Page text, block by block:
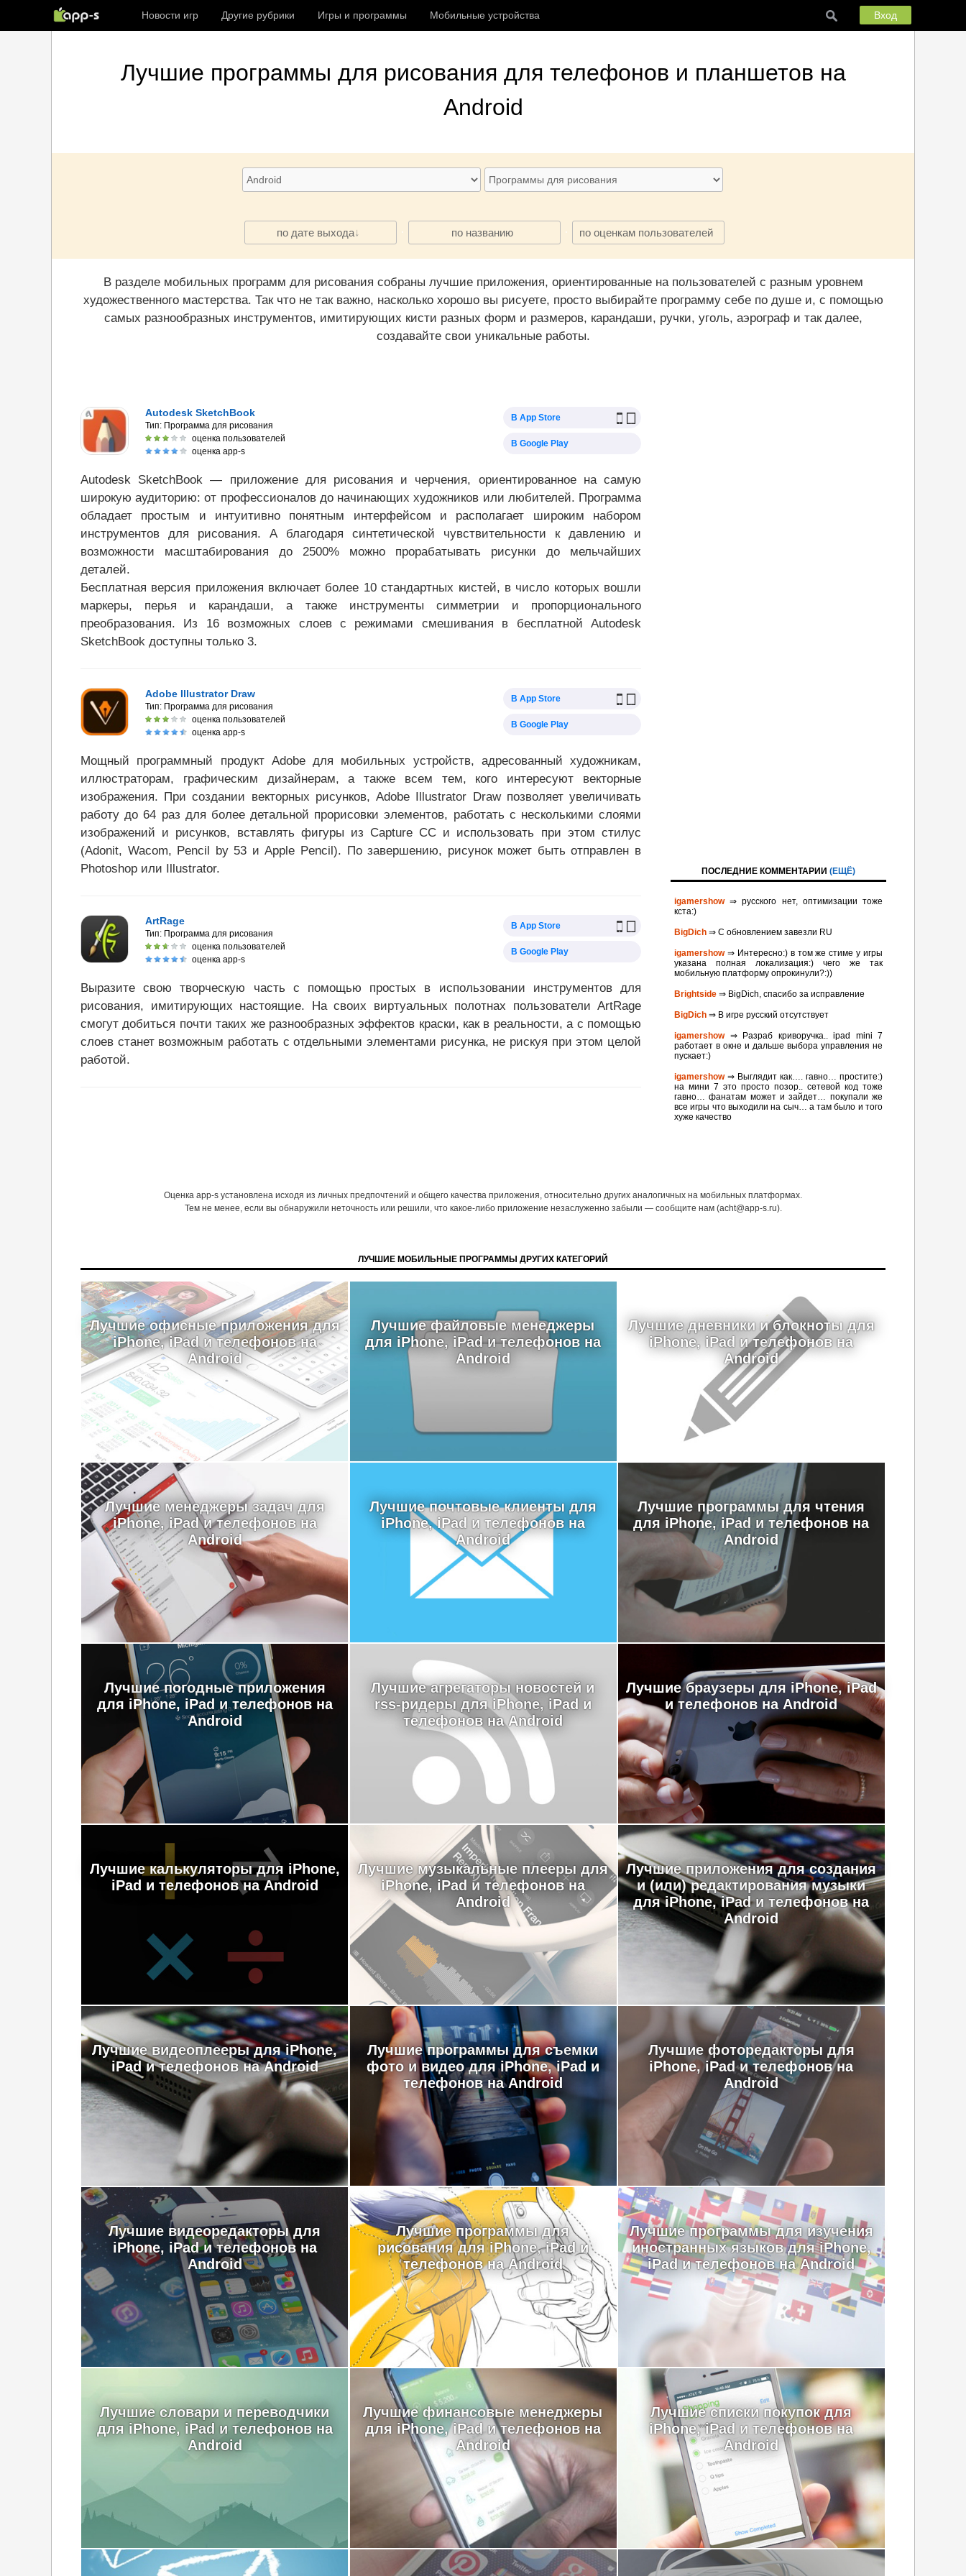
Новости игр Другие рубрики Игры и программы Мобильные устройства Вход
Лучшие программы для рисования для телефонов и планшетов на
Android
по дате выхода · по названию · по оценкам пользователей
В разделе мобильных программ для рисования собраны лучшие приложения, ориентированные на пользователей с разным уровнем
художественного мастерства. Так что не так важно, насколько хорошо вы рисуете, просто выбирайте программу себе по душе и, с помощью
самых разнообразных инструментов, имитирующих кисти разных форм и размеров, карандаши, ручки, уголь, аэрограф и так далее,
создавайте свои уникальные работы.
Autodesk SketchBook
Тип: Программа для рисования
оценка пользователей
оценка app-s
В App Store
В Google Play
Autodesk SketchBook — приложение для рисования и черчения, ориентированное на самую
широкую аудиторию: от профессионалов до начинающих художников или любителей. Программа
обладает простым и интуитивно понятным интерфейсом и располагает широким набором
инструментов для рисования. А благодаря синтетической чувствительности к давлению и
возможности масштабирования до 2500% можно прорабатывать рисунки до мельчайших
деталей.
Бесплатная версия приложения включает более 10 стандартных кистей, в число которых вошли
маркеры, перья и карандаши, а также инструменты симметрии и пропорционального
преобразования. Из 16 возможных слоев с режимами смешивания в бесплатной Autodesk
SketchBook доступны только 3.
Adobe Illustrator Draw
Тип: Программа для рисования
оценка пользователей
оценка app-s
В App Store
В Google Play
Мощный программный продукт Adobe для мобильных устройств, адресованный художникам,
иллюстраторам, графическим дизайнерам, а также всем тем, кого интересуют векторные
изображения. При создании векторных рисунков, Adobe Illustrator Draw позволяет увеличивать
работу до 64 раз для более детальной прорисовки элементов, работать с несколькими слоями
изображений и рисунков, вставлять фигуры из Capture CC и использовать при этом стилус
(Adonit, Wacom, Pencil by 53 и Apple Pencil). По завершению, рисунок может быть отправлен в
Photoshop или Illustrator.
ArtRage
Тип: Программа для рисования
оценка пользователей
оценка app-s
В App Store
В Google Play
Выразите свою творческую часть с помощью простых в использовании инструментов для
рисования, имитирующих настоящие. На своих виртуальных полотнах пользователи ArtRage
смогут добиться почти таких же разнообразных эффектов краски, как в реальности, а с помощью
слоев станет возможным работать с отдельными элементами рисунка, не рискуя при этом целой
работой.
ПОСЛЕДНИЕ КОММЕНТАРИИ (ЕЩЁ)
igamershow⇒ русского нет, оптимизации тоже
кста:)
BigDich ⇒ С обновлением завезли RU
igamershow⇒ Интересно:) в том же стиме у игры
указана полная локализация:) чего же так
мобильную платформу опрокинули?:))
Brightside ⇒ BigDich, спасибо за исправление
BigDich ⇒ В игре русский отсутствует
igamershow⇒ Разраб криворучка.. ipad mini 7
работает в окне и дальше выбора управления не
пускает:)
igamershow⇒ Выглядит как…. гавно… простите:)
на мини 7 это просто позор.. сетевой код тоже
гавно… фанатам может и зайдет… покупали же
все игры что выходили на сыч… а там было и того
хуже качество
Оценка app-s установлена исходя из личных предпочтений и общего качества приложения, относительно других аналогичных на мобильных платформах.
Тем не менее, если вы обнаружили неточность или решили, что какое-либо приложение незаслуженно забыли — сообщите нам (acht@app-s.ru).
ЛУЧШИЕ МОБИЛЬНЫЕ ПРОГРАММЫ ДРУГИХ КАТЕГОРИЙ
Лучшие офисные приложения для
iPhone, iPad и телефонов на
Android
Лучшие файловые менеджеры
для iPhone, iPad и телефонов на
Android
Лучшие дневники и блокноты для
iPhone, iPad и телефонов на
Android
Лучшие менеджеры задач для
iPhone, iPad и телефонов на
Android
Лучшие почтовые клиенты для
iPhone, iPad и телефонов на
Android
Лучшие программы для чтения
для iPhone, iPad и телефонов на
Android
Лучшие погодные приложения
для iPhone, iPad и телефонов на
Android
Лучшие агрегаторы новостей и
rss-ридеры для iPhone, iPad и
телефонов на Android
Лучшие браузеры для iPhone, iPad
и телефонов на Android
Лучшие калькуляторы для iPhone,
iPad и телефонов на Android
Лучшие музыкальные плееры для
iPhone, iPad и телефонов на
Android
Лучшие приложения для создания
и (или) редактирования музыки
для iPhone, iPad и телефонов на
Android
Лучшие видеоплееры для iPhone,
iPad и телефонов на Android
Лучшие программы для съемки
фото и видео для iPhone, iPad и
телефонов на Android
Лучшие фоторедакторы для
iPhone, iPad и телефонов на
Android
Лучшие видеоредакторы для
iPhone, iPad и телефонов на
Android
Лучшие программы для
рисования для iPhone, iPad и
телефонов на Android
Лучшие программы для изучения
иностранных языков для iPhone,
iPad и телефонов на Android
Лучшие словари и переводчики
для iPhone, iPad и телефонов на
Android
Лучшие финансовые менеджеры
для iPhone, iPad и телефонов на
Android
Лучшие cписки покупок для
iPhone, iPad и телефонов на
Android